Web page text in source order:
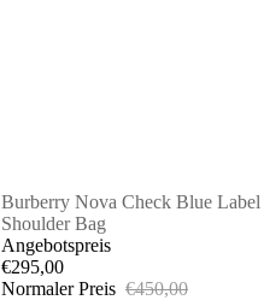
SALE
Burberry Nova Check Blue Label
Shoulder Bag
Angebotspreis
€295,00
Normaler Preis €450,00